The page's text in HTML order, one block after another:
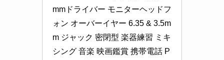
mmドライバー モニターヘッドフ
ォン オーバーイヤー 6.35 & 3.5m
m ジャック 密閉型 楽器練習 ミキ
シング 音楽 映画鑑賞 携帯電話 P